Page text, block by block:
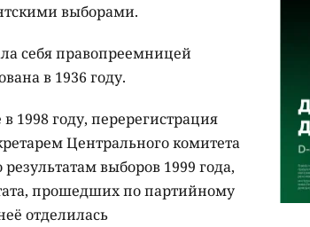
выборами.
себя правопреемницей
в 1936 году.
1998 году, перерегистрация
Центрального комитета
выборов 1999 года,
прошедших по партийному
отделилась